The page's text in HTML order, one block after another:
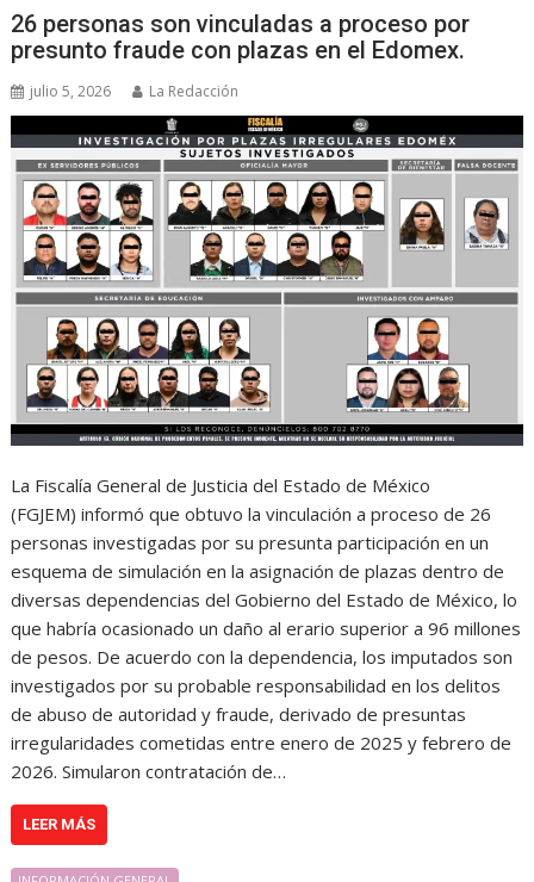
26 personas son vinculadas a proceso por
presunto fraude con plazas en el Edomex.
julio 5, 2026 La Redacción
La Fiscalía General de Justicia del Estado de México
(FGJEM) informó que obtuvo la vinculación a proceso de 26
personas investigadas por su presunta participación en un
esquema de simulación en la asignación de plazas dentro de
diversas dependencias del Gobierno del Estado de México, lo
que habría ocasionado un daño al erario superior a 96 millones
de pesos. De acuerdo con la dependencia, los imputados son
investigados por su probable responsabilidad en los delitos
de abuso de autoridad y fraude, derivado de presuntas
irregularidades cometidas entre enero de 2025 y febrero de
2026. Simularon contratación de…
LEER MÁS